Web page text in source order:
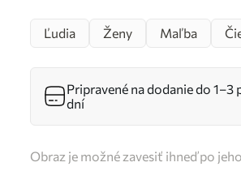
Ľudia
Ženy Maľba
Pripravené na dodanie do 1–3
dní
Obraz je možné zavesiť ihneď po